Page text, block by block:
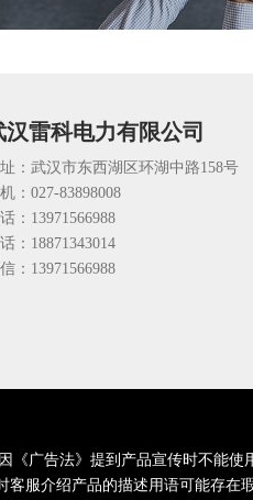
汉雷科电力有限公司
：武汉市东西湖区环湖中路158号
：027-83898008
：13971566988
：18871343014
：13971566988
《广告法》提到产品宣传时不能
客服介绍产品的描述用语可能存在